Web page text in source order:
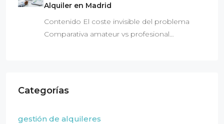
Alquiler en Madrid
Contenido El coste invisible del problema
Comparativa amateur vs profesional…
Categorías
gestión de alquileres